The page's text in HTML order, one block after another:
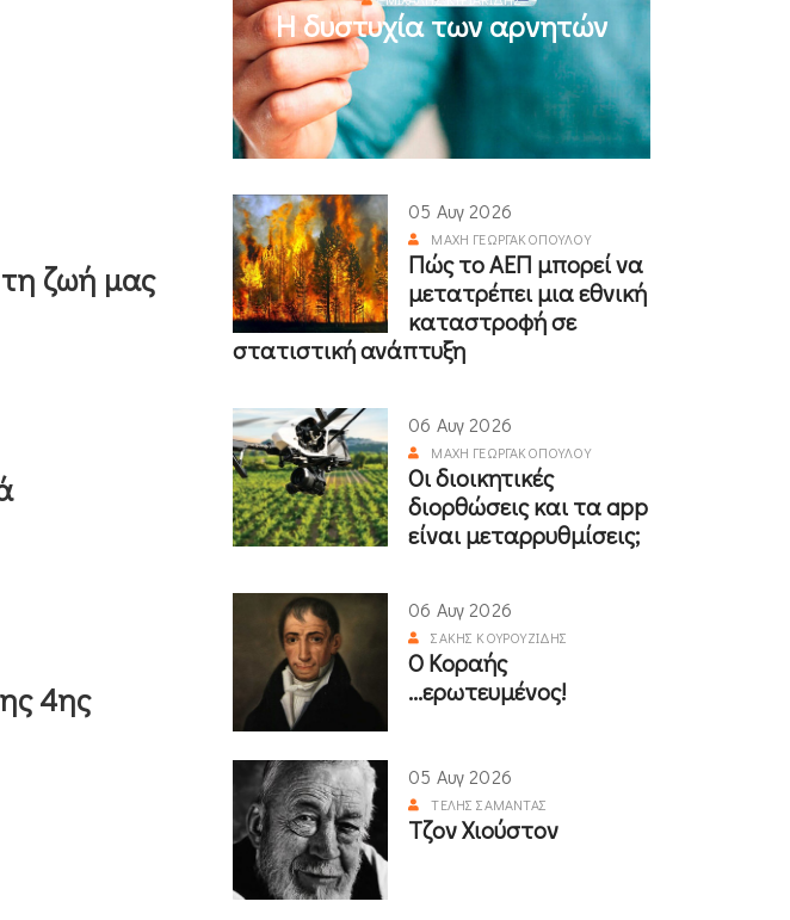
τη ζωή μας
4ης
Η δυστυχία των αρνητών
05 Αυγ 2026
ΜΆΧΗ ΓΕΩΡΓΑΚΟΠΟΎΛΟΥ
Πώς το ΑΕΠ μπορεί να
μετατρέπει μια εθνική
καταστροφή σε
στατιστική ανάπτυξη
06 Αυγ 2026
ΜΆΧΗ ΓΕΩΡΓΑΚΟΠΟΎΛΟΥ
Οι διοικητικές
διορθώσεις και τα app
είναι μεταρρυθμίσεις;
06 Αυγ 2026
ΣΆΚΗΣ ΚΟΥΡΟΥΖΊΔΗΣ
Ο Κοραής
...ερωτευμένος!
05 Αυγ 2026
ΤΈΛΗΣ ΣΑΜΑΝΤΆΣ
Τζον Χιούστον